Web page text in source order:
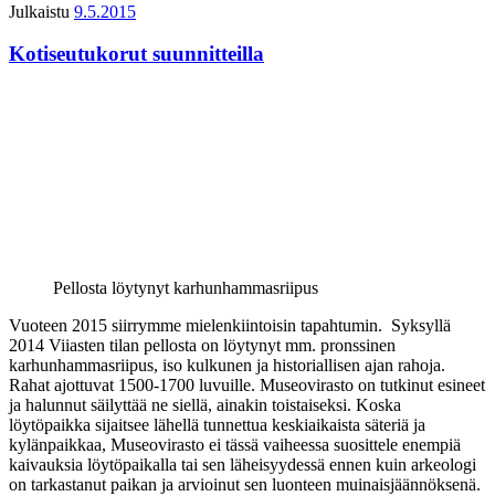
Julkaistu 9.5.2015
Kotiseutukorut suunnitteilla
Pellosta löytynyt karhunhammasriipus
Vuoteen 2015 siirrymme mielenkiintoisin tapahtumin. Syksyllä
2014 Viiasten tilan pellosta on löytynyt mm. pronssinen
karhunhammasriipus, iso kulkunen ja historiallisen ajan rahoja.
Rahat ajottuvat 1500-1700 luvuille. Museovirasto on tutkinut esineet
ja halunnut säilyttää ne siellä, ainakin toistaiseksi. Koska
löytöpaikka sijaitsee lähellä tunnettua keskiaikaista säteriä ja
kylänpaikkaa, Museovirasto ei tässä vaiheessa suosittele enempiä
kaivauksia löytöpaikalla tai sen läheisyydessä ennen kuin arkeologi
on tarkastanut paikan ja arvioinut sen luonteen muinaisjäännöksenä.